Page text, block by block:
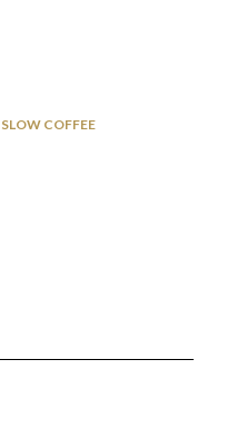
SLOW COFFEE